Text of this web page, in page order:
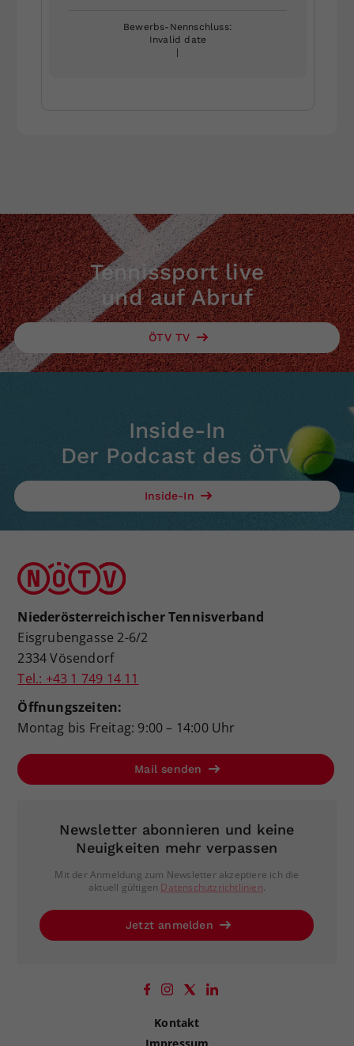
Bewerbs-Nennschluss:
Invalid date
Tennissport live
und auf Abruf
ÖTV TV
Inside-In
Der Podcast des ÖTV
Inside-In
Niederösterreichischer Tennisverband
Eisgrubengasse 2-6/2
2334 Vösendorf
Tel.: +43 1 749 14 11
Öffnungszeiten:
Montag bis Freitag: 9:00 – 14:00 Uhr
Mail senden
Newsletter abonnieren und keine
Neuigkeiten mehr verpassen
Mit der Anmeldung zum Newsletter akzeptiere ich die
aktuell gültigen Datenschutzrichtlinien.
Jetzt anmelden
Kontakt